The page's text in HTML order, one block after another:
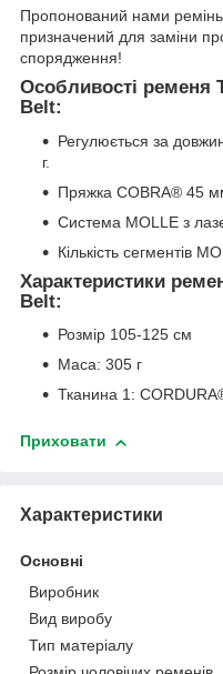
Пропонований нами
призначений для заміни
спорядження!
Особливості ременя
Belt:
Регулюється за
г.
Пряжка COBRA® 45
Система MOLLE з
Кількість сегментів
Характеристики
Belt:
Розмір 105-125 см
Маса: 305 г
Тканина 1:
Приховати
Характеристики
Основні
Виробник
Вид виробу
Тип матеріалу